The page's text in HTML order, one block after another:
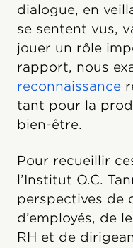
dialogue, en
se sentent vus,
jouer un rôle
rapport, nous
reconnaissance
tant pour la
bien-être.
Pour recueillir
l’Institut O.C.
perspectives de
d’employés, de
RH et de